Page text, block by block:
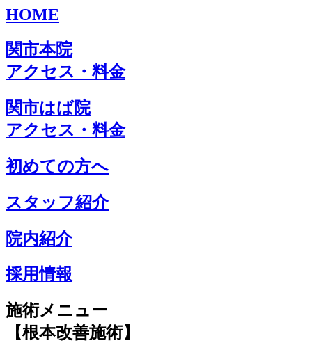
HOME
関市本院
アクセス・料金
関市はば院
アクセス・料金
初めての方へ
スタッフ紹介
院内紹介
採用情報
施術メニュー
【根本改善施術】